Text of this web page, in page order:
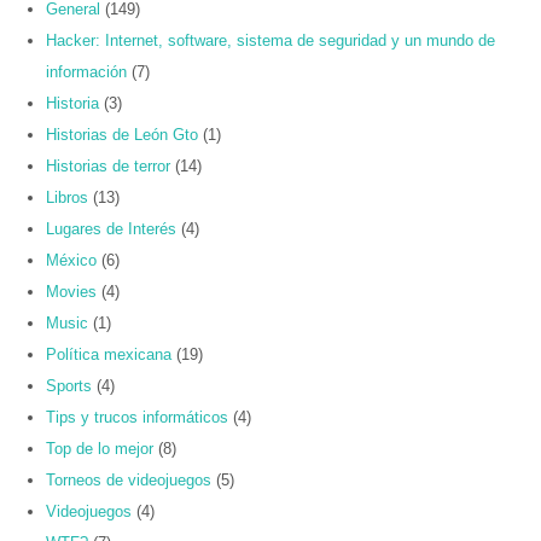
General (149)
Hacker: Internet, software, sistema de seguridad y un mundo de
información (7)
Historia (3)
Historias de León Gto (1)
Historias de terror (14)
Libros (13)
Lugares de Interés (4)
México (6)
Movies (4)
Music (1)
Política mexicana (19)
Sports (4)
Tips y trucos informáticos (4)
Top de lo mejor (8)
Torneos de videojuegos (5)
Videojuegos (4)